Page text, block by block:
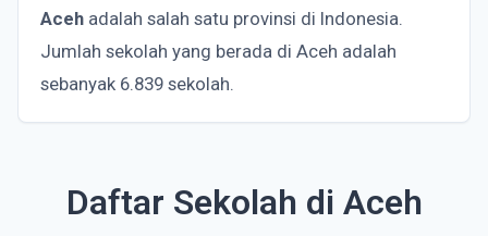
Aceh adalah salah satu provinsi di Indonesia.
Jumlah sekolah yang berada di Aceh adalah
sebanyak 6.839 sekolah.
Daftar Sekolah di Aceh